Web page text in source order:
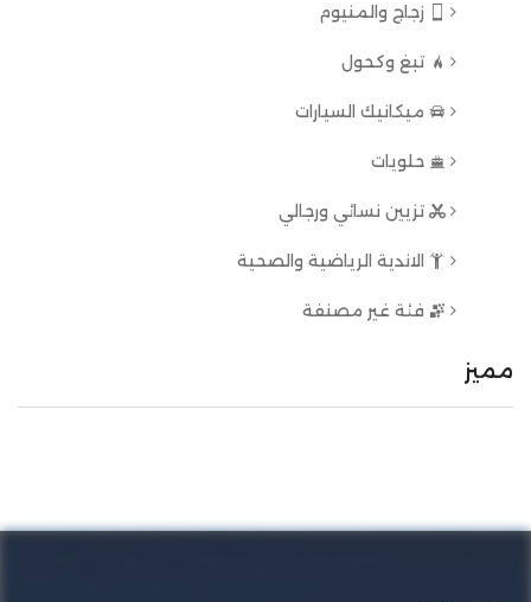
زجاج والمنيوم
تبغ وكحول
ميكانيك السيارات
حلويات
تزيين نسائي ورجالي
الاندية الرياضية والصحية
فئة غير مصنفة
مميز